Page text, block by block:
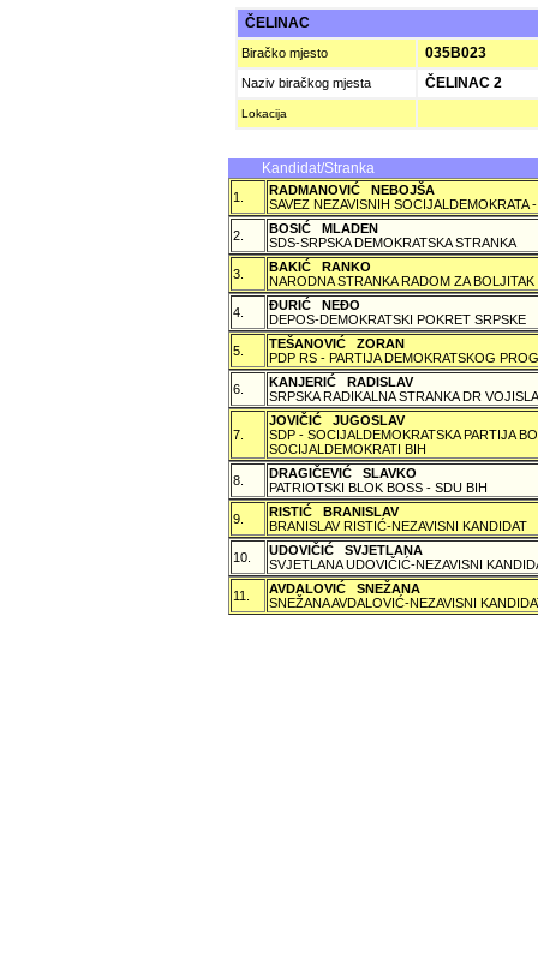
ČELINAC
Biračko mjesto 035B023
Naziv biračkog mjesta ČELINAC 2
Lokacija
Kandidat/Stranka
1.
RADMANOVIĆ NEBOJŠA
SAVEZ NEZAVISNIH SOCIJALDEMOKRATA
2.
BOSIĆ MLADEN
SDS-SRPSKA DEMOKRATSKA STRANKA
3.
BAKIĆ RANKO
NARODNA STRANKA RADOM ZA BOLJITAK
4.
ÐURIĆ NEÐO
DEPOS-DEMOKRATSKI POKRET SRPSKE
5.
TEŠANOVIĆ ZORAN
PDP RS - PARTIJA DEMOKRATSKOG
6.
KANJERIĆ RADISLAV
SRPSKA RADIKALNA STRANKA DR
7.
JOVIČIĆ JUGOSLAV
SDP - SOCIJALDEMOKRATSKA PARTIJA
SOCIJALDEMOKRATI BIH
8.
DRAGIČEVIĆ SLAVKO
PATRIOTSKI BLOK BOSS - SDU BIH
9.
RISTIĆ BRANISLAV
BRANISLAV RISTIĆ-NEZAVISNI KANDIDAT
10.
UDOVIČIĆ SVJETLANA
SVJETLANA UDOVIČIĆ-NEZAVISNI
11.
AVDALOVIĆ SNEŽANA
SNEŽANA AVDALOVIĆ-NEZAVISNI